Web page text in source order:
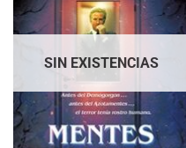
SIN EXISTENCIAS